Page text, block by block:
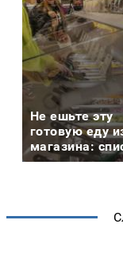
Не ешьте эту
готовую еду
магазина: